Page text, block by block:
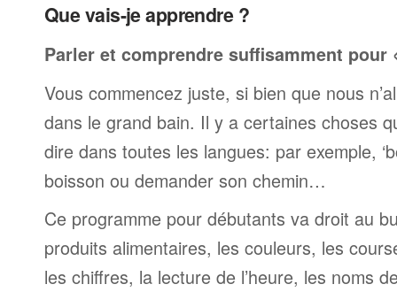
Que vais-je apprendre ?
Parler et comprendre suffisamment pour
Vous commencez juste, si bien que nous
dans le grand bain. Il y a certaines choses
dire dans toutes les langues: par exemple,
boisson ou demander son chemin…
Ce programme pour débutants va droit au
produits alimentaires, les couleurs, les
les chiffres, la lecture de l’heure, les noms